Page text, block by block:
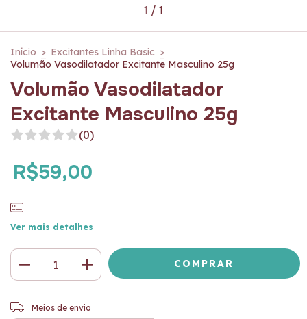
1 / 1
Início > Excitantes Linha Basic >
Volumão Vasodilatador Excitante Masculino 25g
Volumão Vasodilatador
Excitante Masculino 25g
(0)
R$59,00
Ver mais detalhes
Entregas para o CEP:
Meios de envio